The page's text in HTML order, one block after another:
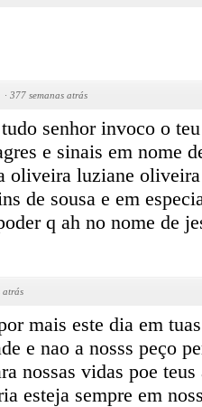
· 377 semanas atrás
senhor invoco o
e sinais em nome
oliveira luziane oliveira
de sousa e em
q ah no nome de
atrás
mais este dia em
e nao a nosss peço
nossas vidas poe
esteja sempre em